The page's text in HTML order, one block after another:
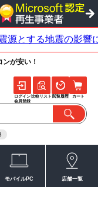
が安い！
ログイン
会員登録
比較リスト 閲覧履歴 カート
モバイルPC 店舗一覧